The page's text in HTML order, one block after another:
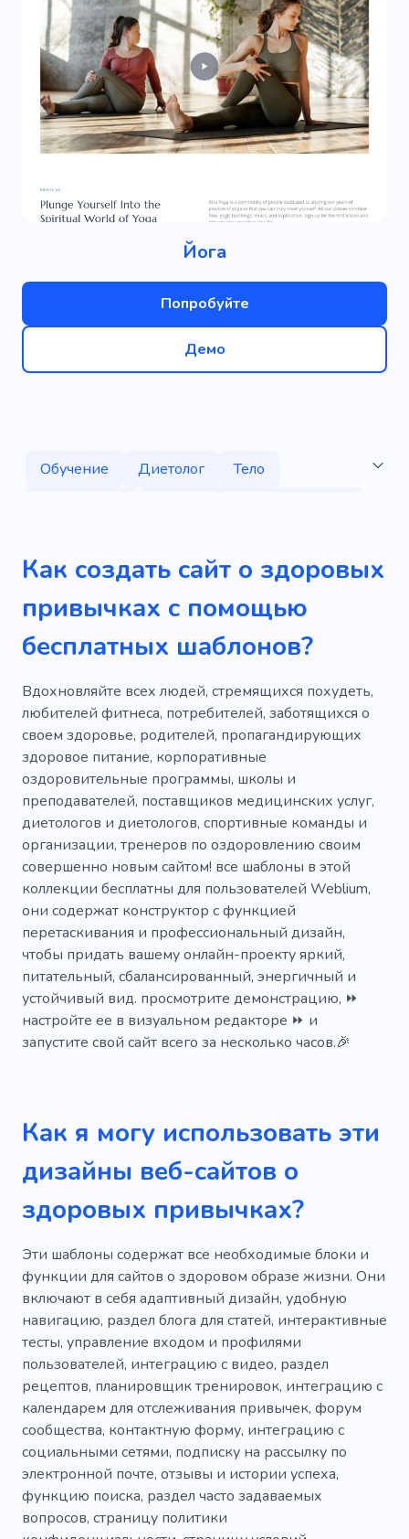
Йога
Попробуйте
Демо
Обучение Диетолог
Тело
Консультация
Спортивное питание
Мотивация
Благополучие
Личный
Образование
Похудеть
Здоровый
Восстановление
Одежда
Образ жизни
Здоровая жизнь
Йога
Избыточный вес
Белок
Жизненный тренер
Питание
Рост
Поддержка
Коучинг
Информативный
Питание
Рецепт
Тренер по питанию
Терапевт
Психология
Сидел
Диетические добавки
Привычка
Психическое здоровье
Липидная панель
Витамины
Самосовершенствование
Реабилитация
Буддизм
Спокойный
Страх
Недиетический подход
Работать
Медитация
Практика
Потеря веса
Добавки
Чакра
Монтер
Беременность фитнес
Йога для начинающих
Активный образ жизни
Фитнес для пожилых людей
Как создать сайт о здоровых
привычках с помощью
бесплатных шаблонов?
Вдохновляйте всех людей, стремящихся похудеть,
любителей фитнеса, потребителей, заботящихся о
своем здоровье, родителей, пропагандирующих
здоровое питание, корпоративные
оздоровительные программы, школы и
преподавателей, поставщиков медицинских услуг,
диетологов и диетологов, спортивные команды и
организации, тренеров по оздоровлению своим
совершенно новым сайтом! все шаблоны в этой
коллекции бесплатны для пользователей Weblium,
они содержат конструктор с функцией
перетаскивания и профессиональный дизайн,
чтобы придать вашему онлайн-проекту яркий,
питательный, сбалансированный, энергичный и
устойчивый вид. просмотрите демонстрацию, ⏩
настройте ее в визуальном редакторе ⏩ и
запустите свой сайт всего за несколько часов.🎉
Как я могу использовать эти
дизайны веб-сайтов о
здоровых привычках?
Эти шаблоны содержат все необходимые блоки и
функции для сайтов о здоровом образе жизни. Они
включают в себя адаптивный дизайн, удобную
навигацию, раздел блога для статей, интерактивные
тесты, управление входом и профилями
пользователей, интеграцию с видео, раздел
рецептов, планировщик тренировок, интеграцию с
календарем для отслеживания привычек, форум
сообщества, контактную форму, интеграцию с
социальными сетями, подписку на рассылку по
электронной почте, отзывы и истории успеха,
функцию поиска, раздел часто задаваемых
вопросов, страницу политики